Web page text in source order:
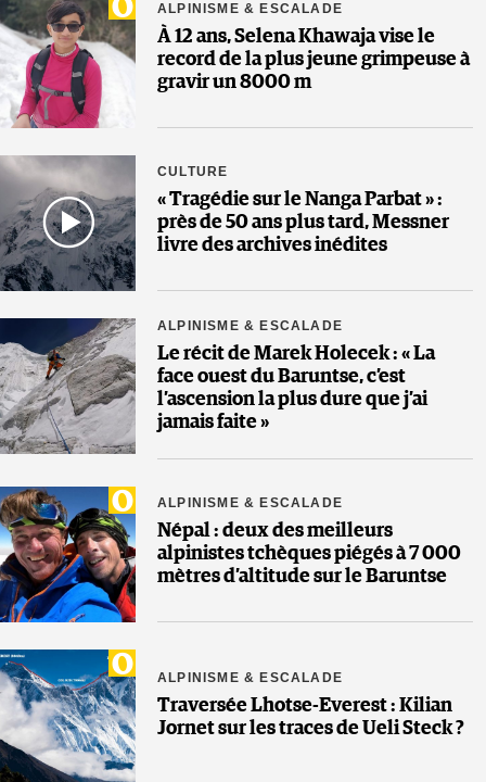
ALPINISME & ESCALADE
À 12 ans, Selena Khawaja vise le
record de la plus jeune grimpeuse à
gravir un 8000 m
CULTURE
« Tragédie sur le Nanga Parbat » :
près de 50 ans plus tard, Messner
livre des archives inédites
ALPINISME & ESCALADE
Le récit de Marek Holecek : « La
face ouest du Baruntse, c’est
l’ascension la plus dure que j’ai
jamais faite »
ALPINISME & ESCALADE
Népal : deux des meilleurs
alpinistes tchèques piégés à 7 000
mètres d’altitude sur le Baruntse
ALPINISME & ESCALADE
Traversée Lhotse-Everest : Kilian
Jornet sur les traces de Ueli Steck ?